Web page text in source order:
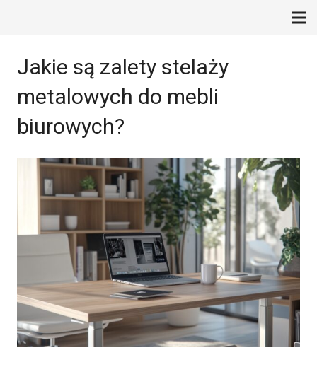
Jakie są zalety stelaży
metalowych do mebli
biurowych?